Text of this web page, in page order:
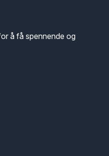
å få spennende og